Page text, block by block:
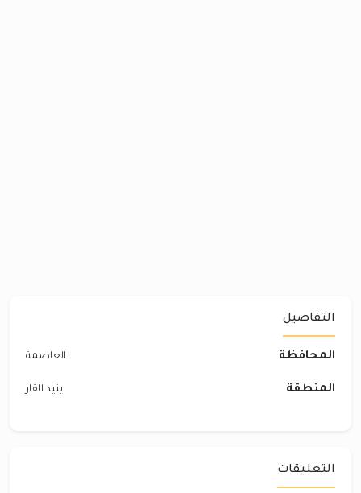
التفاصيل
المحافظة العاصمة
المنطقة بنيد القار
التعليقات